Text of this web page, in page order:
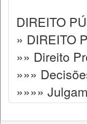
DIREITO
» DIREITO
»» Direito
»»»
»»»»